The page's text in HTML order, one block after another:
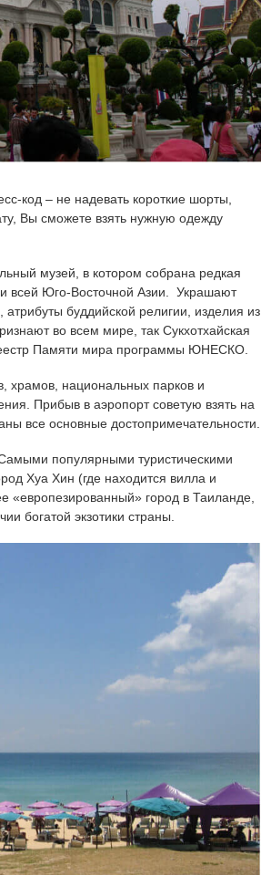
код – не надевать короткие шорты,
Вы сможете взять нужную одежду
музей, в котором собрана редкая
и всей Юго-Восточной Азии. Украшают
буддийской религии, изделия из
во всем мире, так Сукхотхайская
Памяти мира программы ЮНЕСКО.
храмов, национальных парков и
Прибыв в аэропорт советую взять на
все основные достопримечательности.
Самыми популярными туристическими
Хуа Хин (где находится вилла и
«европезированный» город в Таиланде,
богатой экзотики страны.